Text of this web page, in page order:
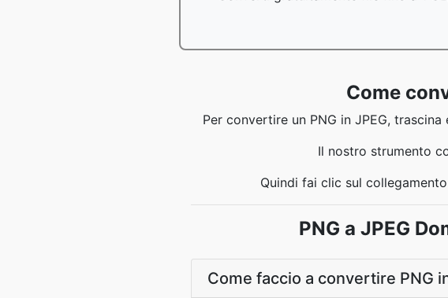
Come
Per convertire un PNG in JPEG,
Il nostro strumento
Quindi fai clic sul
PNG a JPEG
Come faccio a convertire PNG